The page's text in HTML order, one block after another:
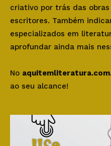
criativo por trás das
escritores. Também
especializados em
aprofundar ainda mais
No
ao seu alcance!